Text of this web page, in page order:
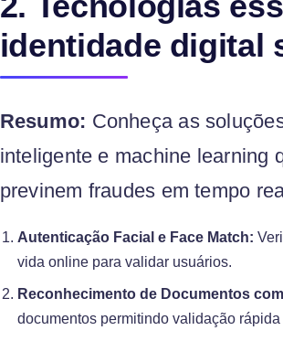
identidade digital
Resumo: Conheça as
inteligente e machine learning
previnem fraudes em tempo
Autenticação Facial e Face Match:
vida online para validar usuários.
Reconhecimento de Documentos
documentos permitindo validação rápida